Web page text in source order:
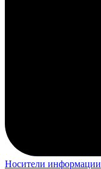
Носители информации